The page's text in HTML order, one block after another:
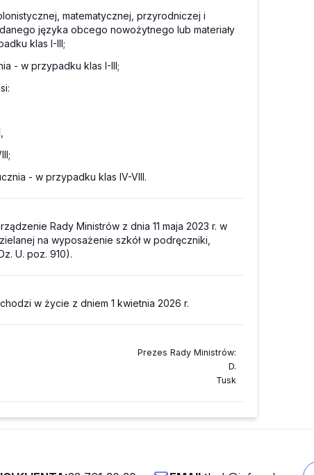
matematycznej, przyrodniczej i
języka obcego nowożytnego lub materiały
klas I-III;
- w przypadku klas I-III;
- w przypadku klas IV-VIII.
Rady Ministrów z dnia 11 maja 2023 r. w
na wyposażenie szkół w podręczniki,
U. poz. 910).
w życie z dniem 1 kwietnia 2026 r.
Prezes Rady Ministrów:
D.
Tusk